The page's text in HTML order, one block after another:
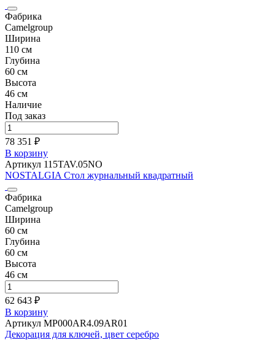
Фабрика
Camelgroup
Ширина
110 см
Глубина
60 см
Высота
46 см
Наличие
Под заказ
78 351 ₽
В корзину
Артикул 115TAV.05NO
NOSTALGIA Стол журнальный квадратный
Фабрика
Camelgroup
Ширина
60 см
Глубина
60 см
Высота
46 см
62 643 ₽
В корзину
Артикул MP000AR4.09AR01
Декорация для ключей, цвет серебро